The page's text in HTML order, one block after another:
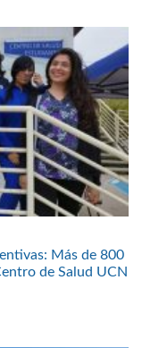
Más de 800
de Salud UCN